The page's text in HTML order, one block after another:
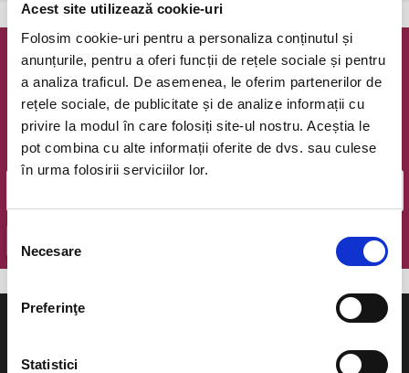
Acest site utilizează cookie-uri
Folosim cookie-uri pentru a personaliza conținutul și
anunțurile, pentru a oferi funcții de rețele sociale și pentru
a analiza traficul. De asemenea, le oferim partenerilor de
rețele sociale, de publicitate și de analize informații cu
privire la modul în care folosiți site-ul nostru. Aceștia le
pot combina cu alte informații oferite de dvs. sau culese
în urma folosirii serviciilor lor.
consimțământului
Necesare
Preferinţe
Statistici
Newsletter @ Bilete.ro
Oferte exclusive si o editie saptamanala cu cele mai noi
evenimente.
Email